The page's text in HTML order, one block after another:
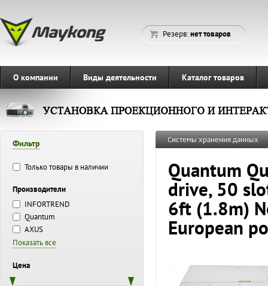
Резерв:нет товаров
О компании Виды деятельности Каталог товаров
Фильтр
Только товары в наличии
Производители
INFORTREND
Quantum
AXUS
Показать все
Цена
Системы хранения данных
Quantum
drive, 50
6ft (1.8m)
European